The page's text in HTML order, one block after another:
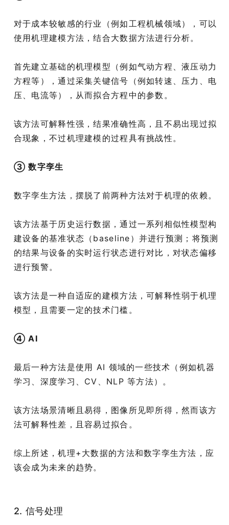
对于成本较敏感的行业（例如工程机械领域），可以
使用机理建模方法，结合大数据方法进行分析。
首先建立基础的机理模型（例如气动方程、液压动力
方程等），通过采集关键信号（例如转速、压力、电
压、电流等），从而拟合方程中的参数。
该方法可解释性强，结果准确性高，且不易出现过拟
合现象，不过机理建模的过程具有挑战性。
③ 数字孪生
数字孪生方法，摆脱了前两种方法对于机理的依赖。
该方法基于历史运行数据，通过一系列相似性模型构
建设备的基准状态（baseline）并进行预测；将预测
的结果与设备的实时运行状态进行对比，对状态偏移
进行预警。
该方法是一种自适应的建模方法，可解释性弱于机理
模型，且需要一定的技术门槛。
④ AI
最后一种方法是使用 AI 领域的一些技术（例如机器
学习、深度学习、CV、NLP 等方法）。
该方法场景清晰且易得，图像所见即所得，然而该方
法可解释性差，且容易过拟合。
综上所述，机理+大数据的方法和数字孪生方法，应
该会成为未来的趋势。
2. 信号处理